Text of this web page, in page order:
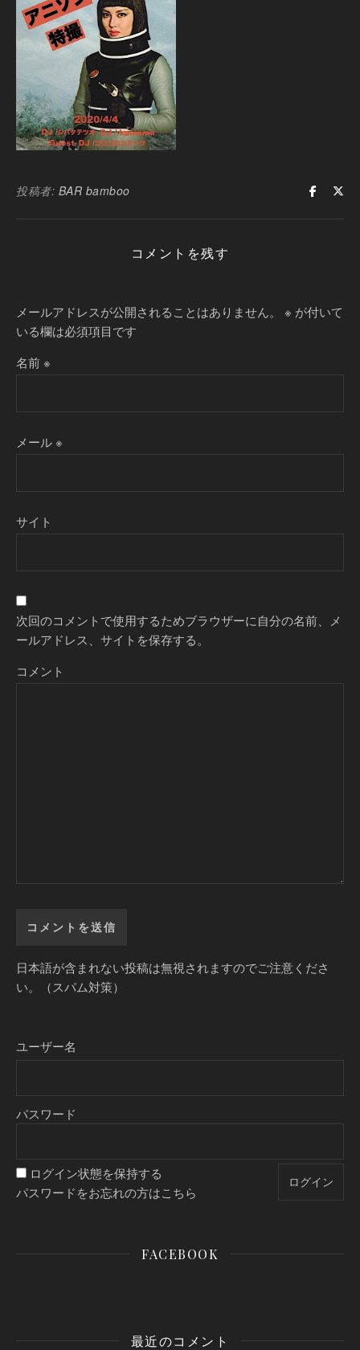
投稿者: BAR bamboo
コメントを残す
メールアドレスが公開されることはありません。 ※ が付いて
いる欄は必須項目です
名前※
メール※
サイト
次回のコメントで使用するためブラウザーに自分の名前、メ
ールアドレス、サイトを保存する。
コメント
日本語が含まれない投稿は無視されますのでご注意くださ
い。（スパム対策）
ユーザー名
パスワード
ログイン状態を保持する
パスワードをお忘れの方はこちら
FACEBOOK
最近のコメント